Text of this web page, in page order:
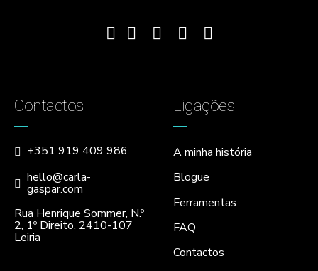
Contactos
+351 919 409 986
hello@carla-
gaspar.com
Rua Henrique Sommer, N.º
2, 1º Direito, 2410-107
Leiria
Ligações
A minha história
Blogue
Ferramentas
FAQ
Contactos